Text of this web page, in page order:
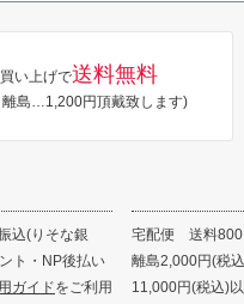
い上げで送料無料
島…1,200円頂戴致します)
込(りそな銀
ト・NP後払い
ガイドをご利用
宅配便 送料800
離島2,000円(税
11,000円(税込)